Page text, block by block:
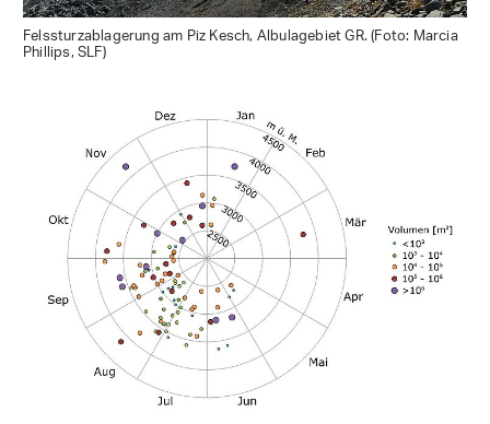
Felssturzablagerung am Piz Kesch, Albulagebiet GR. (Foto: Marcia
Phillips, SLF)